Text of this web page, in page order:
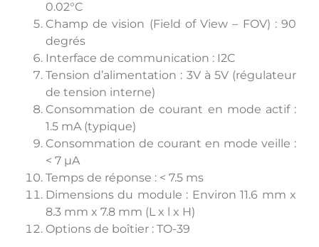
0.02°C
Champ de vision (Field of View – FOV) : 90
degrés
Interface de communication : I2C
Tension d’alimentation : 3V à 5V (régulateur
de tension interne)
Consommation de courant en mode actif :
1.5 mA (typique)
Consommation de courant en mode veille :
< 7 µA
Temps de réponse : < 7.5 ms
Dimensions du module : Environ 11.6 mm x
8.3 mm x 7.8 mm (L x l x H)
Options de boîtier : TO-39